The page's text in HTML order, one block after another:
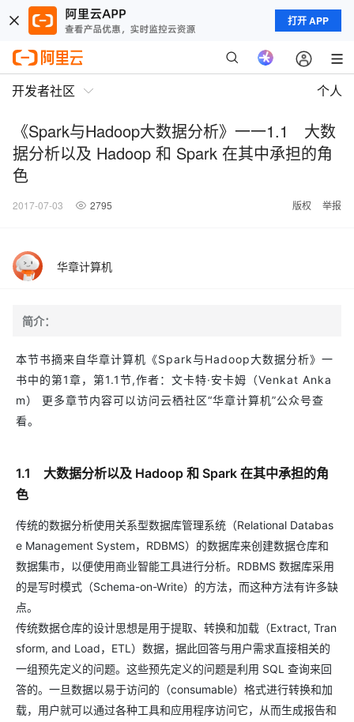
打开 APP
开发者社区 个人
《Spark与Hadoop大数据分析》一一1.1 大数
据分析以及 Hadoop 和 Spark 在其中承担的角
色
2017-07-03 2795 版权 举报
华章计算机
简介：
本节书摘来自华章计算机《Spark与Hadoop大数据分析》一
书中的第1章，第1.1节,作者：文卡特·安卡姆（Venkat Anka
m） 更多章节内容可以访问云栖社区“华章计算机”公众号查
看。
1.1 大数据分析以及 Hadoop 和 Spark 在其中承担的角
色
传统的数据分析使用关系型数据库管理系统（Relational Databas
e Management System，RDBMS）的数据库来创建数据仓库和
数据集市，以便使用商业智能工具进行分析。RDBMS 数据库采用
的是写时模式（Schema-on-Write）的方法，而这种方法有许多缺
点。
传统数据仓库的设计思想是用于提取、转换和加载（Extract, Tran
sform, and Load，ETL）数据，据此回答与用户需求直接相关的
一组预先定义的问题。这些预先定义的问题是利用 SQL 查询来回
答的。一旦数据以易于访问的（consumable）格式进行转换和加
载，用户就可以通过各种工具和应用程序访问它，从而生成报告和